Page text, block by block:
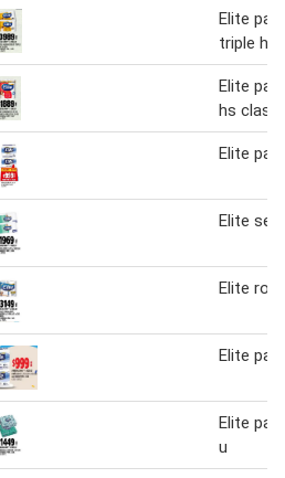
Elite
triple
Elite
hs
Elite
Elite
Elite
Elite
Elite
u